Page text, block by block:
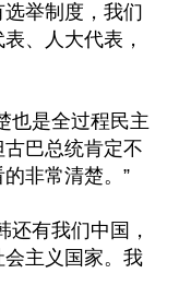
举制度，我们
、人大代表，
也是全过程民主
巴总统肯定不
非常清楚。”
还有我们中国，
主义国家。我